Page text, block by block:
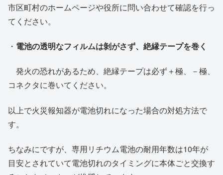
市区町村のホームページや役所に問い合わせて確認を行っ
てください。
・ 電池の透明なフィルムは剝がさず、絶縁テープを巻く
発火の恐れがあるため、絶縁テープは必ず＋極、－極、
コネクタに巻いてください。
以上で火災報知器が電池切れになった場合の対処方法で
す。
ちなみにですが、専用リチウム電池の耐用年数は10年が
目安とされていて電池切れのタイミングに本体ごと交換す